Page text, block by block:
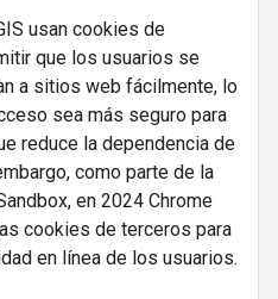
usan cookies de
que los usuarios se
a sitios web fácilmente, lo
sea más seguro para
reduce la dependencia de
como parte de la
en 2024 Chrome
cookies de terceros para
en línea de los usuarios.